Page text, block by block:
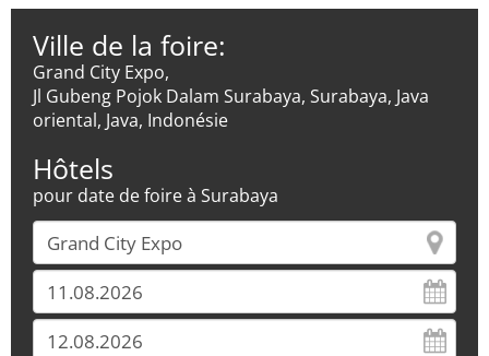
Ville de la foire:
Grand City Expo,
Jl Gubeng Pojok Dalam Surabaya, Surabaya, Java
oriental, Java, Indonésie
Hôtels
pour date de foire à Surabaya